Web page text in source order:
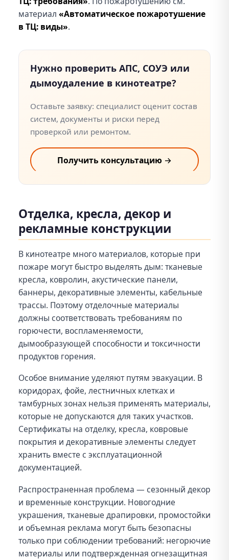
материал «Автоматическое пожаротушение
в ТЦ: виды».
Нужно проверить АПС, СОУЭ или
дымоудаление в кинотеатре?
Оставьте заявку: специалист оценит состав
систем, документы и риски перед
проверкой или ремонтом.
Получить консультацию →
Отделка, кресла, декор и
рекламные конструкции
В кинотеатре много материалов, которые при
пожаре могут быстро выделять дым: тканевые
кресла, ковролин, акустические панели,
баннеры, декоративные элементы, кабельные
трассы. Поэтому отделочные материалы
должны соответствовать требованиям по
горючести, воспламеняемости,
дымообразующей способности и токсичности
продуктов горения.
Особое внимание уделяют путям эвакуации. В
коридорах, фойе, лестничных клетках и
тамбурных зонах нельзя применять материалы,
которые не допускаются для таких участков.
Сертификаты на отделку, кресла, ковровые
покрытия и декоративные элементы следует
хранить вместе с эксплуатационной
документацией.
Распространенная проблема — сезонный декор
и временные конструкции. Новогодние
украшения, тканевые драпировки, промостойки
и объемная реклама могут быть безопасны
только при соблюдении требований: негорючие
материалы или подтвержденная огнезащитная